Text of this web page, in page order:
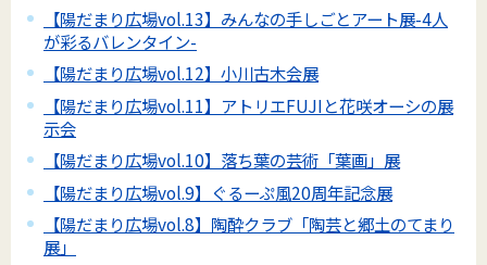
【陽だまり広場vol.13】みんなの手しごとアート展-4人
が彩るバレンタイン-
【陽だまり広場vol.12】小川古木会展
【陽だまり広場vol.11】アトリエFUJIと花咲オーシの展
示会
【陽だまり広場vol.10】落ち葉の芸術「葉画」展
【陽だまり広場vol.9】ぐるーぷ風20周年記念展
【陽だまり広場vol.8】陶酔クラブ「陶芸と郷土のてまり
展」